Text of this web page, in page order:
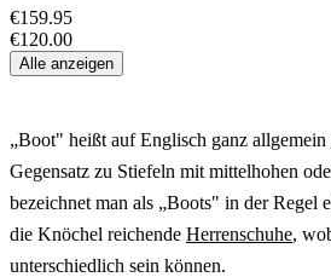
€159.95
€120.00
Alle anzeigen
„Boot" heißt auf Englisch ganz allgemein
Gegensatz zu Stiefeln mit mittelhohen
bezeichnet man als „Boots" in der Regel
die Knöchel reichende Herrenschuhe,
unterschiedlich sein können.